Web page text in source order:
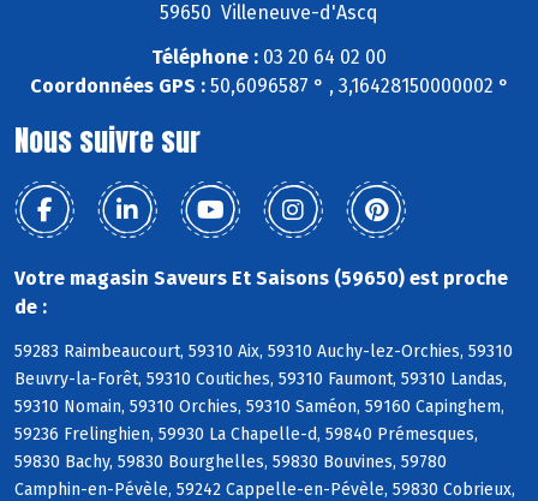
59650 Villeneuve-d'Ascq
Téléphone : 03 20 64 02 00
Coordonnées GPS :50,6096587 ° , 3,16428150000002 °
Nous suivre sur
Votre magasin Saveurs Et Saisons (59650) est proche
de :
59283 Raimbeaucourt, 59310 Aix, 59310 Auchy-lez-Orchies, 59310
Beuvry-la-Forêt, 59310 Coutiches, 59310 Faumont, 59310 Landas,
59310 Nomain, 59310 Orchies, 59310 Saméon, 59160 Capinghem,
59236 Frelinghien, 59930 La Chapelle-d, 59840 Prémesques,
59830 Bachy, 59830 Bourghelles, 59830 Bouvines, 59780
Camphin-en-Pévèle, 59242 Cappelle-en-Pévèle, 59830 Cobrieux,